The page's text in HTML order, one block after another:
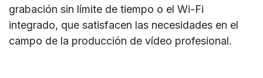
grabación sin límite de tiempo o el Wi-Fi
integrado, que satisfacen las necesidades en el
campo de la producción de vídeo profesional.